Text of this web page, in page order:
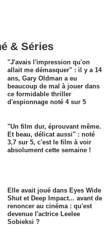
& Séries
"J'avais l'impression qu'on
allait me démasquer" : il y a 14
ans, Gary Oldman a eu
beaucoup de mal à jouer dans
ce formidable thriller
d'espionnage noté 4 sur 5
"Un film dur, éprouvant même.
Et beau, délicat aussi" : noté
3,7 sur 5, c'est le film à voir
absolument cette semaine !
Elle avait joué dans Eyes Wide
Shut et Deep Impact... avant de
renoncer au cinéma : qu'est
devenue l'actrice Leelee
Sobieksi ?